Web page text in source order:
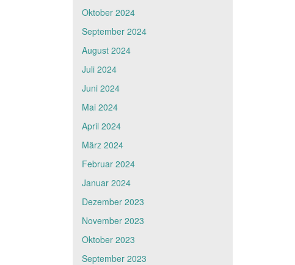
Oktober 2024
September 2024
August 2024
Juli 2024
Juni 2024
Mai 2024
April 2024
März 2024
Februar 2024
Januar 2024
Dezember 2023
November 2023
Oktober 2023
September 2023